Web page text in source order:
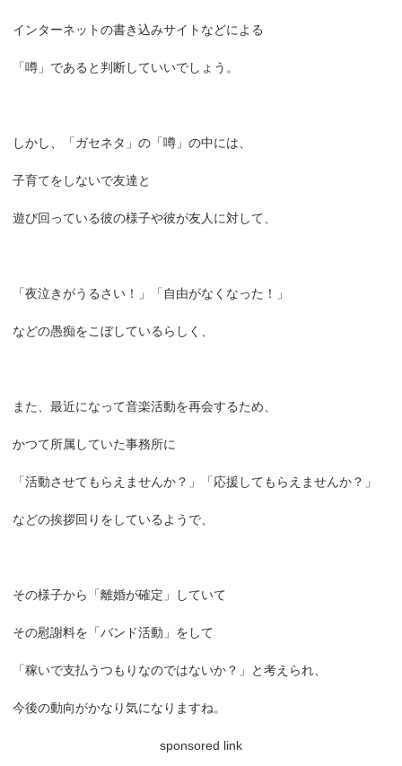
インターネットの書き込みサイトなどによる
「噂」であると判断していいでしょう。
しかし、「ガセネタ」の「噂」の中には、
子育てをしないで友達と
遊び回っている彼の様子や彼が友人に対して、
「夜泣きがうるさい！」「自由がなくなった！」
などの愚痴をこぼしているらしく、
また、最近になって音楽活動を再会するため、
かつて所属していた事務所に
「活動させてもらえませんか？」「応援してもらえませんか？」
などの挨拶回りをしているようで、
その様子から「離婚が確定」していて
その慰謝料を「バンド活動」をして
「稼いで支払うつもりなのではないか？」と考えられ、
今後の動向がかなり気になりますね。
sponsored link